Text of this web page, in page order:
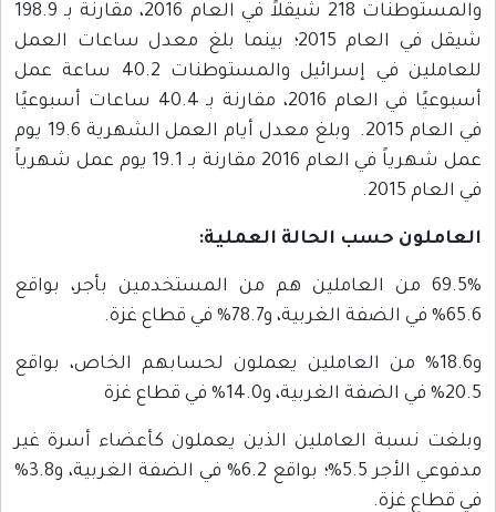
والمستوطنات 218 شيقلاً في العام 2016، مقارنة بـ 198.9
شيقل في العام 2015؛ بينما بلغ معدل ساعات العمل
للعاملين في إسرائيل والمستوطنات 40.2 ساعة عمل
أسبوعيًا في العام 2016، مقارنة بـ 40.4 ساعات أسبوعيًا
في العام 2015. وبلغ معدل أيام العمل الشهرية 19.6 يوم
عمل شهرياً في العام 2016 مقارنة بـ 19.1 يوم عمل شهرياً
في العام 2015.
العاملون حسب الحالة العملية:
69.5% من العاملين هم من المستخدمين بأجر، بواقع
65.6% في الضفة الغربية، و78.7% في قطاع غزة.
و18.6% من العاملين يعملون لحسابهم الخاص، بواقع
20.5% في الضفة الغربية، و14.0% في قطاع غزة
وبلغت نسبة العاملين الذين يعملون كأعضاء أسرة غير
مدفوعي الأجر 5.5%؛ بواقع 6.2% في الضفة الغربية، و3.8%
في قطاع غزة.